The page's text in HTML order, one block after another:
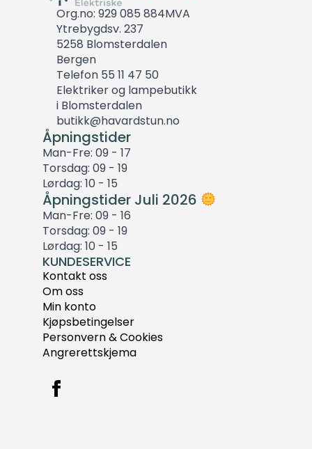
Org.no: 929 085 884MVA
Ytrebygdsv. 237
5258 Blomsterdalen
Bergen
Telefon 55 11 47 50
Elektriker og lampebutikk
i Blomsterdalen
butikk@havardstun.no
Åpningstider
Man-Fre: 09 - 17
Torsdag: 09 - 19
Lørdag: 10 - 15
Åpningstider Juli 2026
Man-Fre: 09 - 16
Torsdag: 09 - 19
Lørdag: 10 - 15
KUNDESERVICE
Kontakt oss
Om oss
Min konto
Kjøpsbetingelser
Personvern & Cookies
Angrerettskjema